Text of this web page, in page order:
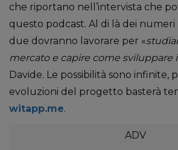
che riportano nell’intervista che
questo podcast. Al di là dei numeri
due dovranno lavorare per «
mercato e capire come sviluppare
Davide. Le possibilità sono infinite,
evoluzioni del progetto basterà
witapp.me.